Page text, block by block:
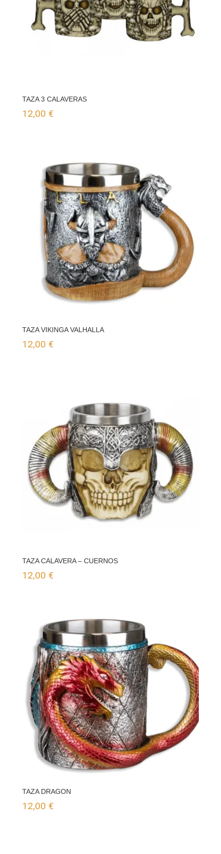
TAZA 3 CALAVERAS
12,00 €
TAZA VIKINGA VALHALLA
12,00 €
TAZA CALAVERA – CUERNOS
12,00 €
TAZA DRAGON
12,00 €